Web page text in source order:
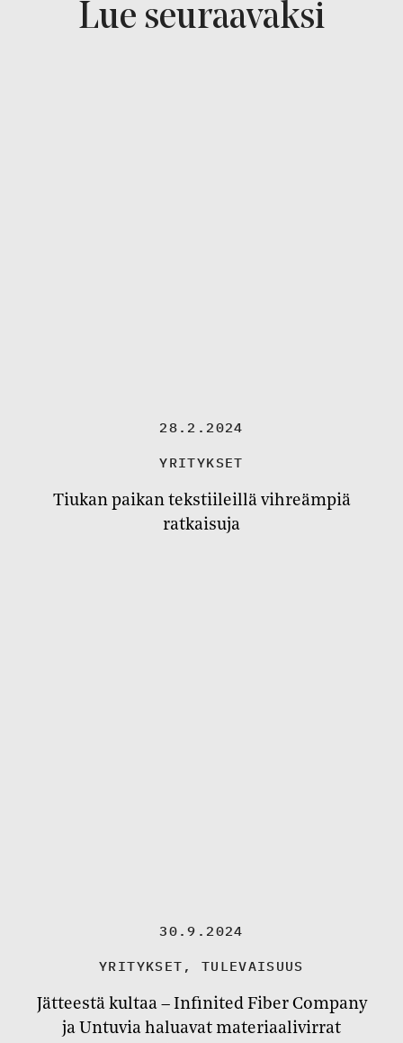
Lue seuraavaksi
28.2.2024
YRITYKSET
Tiukan paikan tekstiileillä vihreämpiä
ratkaisuja
30.9.2024
YRITYKSET , TULEVAISUUS
Jätteestä kultaa – Infinited Fiber Company
ja Untuvia haluavat materiaalivirrat